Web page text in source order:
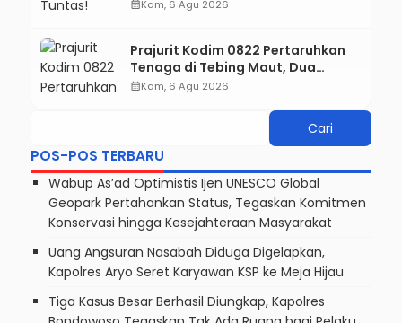
calendar_monthKam, 6 Agu 2026
Prajurit Kodim 0822 Pertaruhkan
Tenaga di Tebing Maut, Dua
Jenazah Pendaki Gunung Piramid
calendar_monthKam, 6 Agu 2026
POS-POS TERBARU
Wabup As’ad Optimistis Ijen UNESCO Global
Geopark Pertahankan Status, Tegaskan Komitmen
Konservasi hingga Kesejahteraan Masyarakat
Uang Angsuran Nasabah Diduga Digelapkan,
Kapolres Aryo Seret Karyawan KSP ke Meja Hijau
Tiga Kasus Besar Berhasil Diungkap, Kapolres